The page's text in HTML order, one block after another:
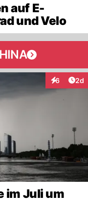
auf E-
und Velo
6 2d
im Juli um